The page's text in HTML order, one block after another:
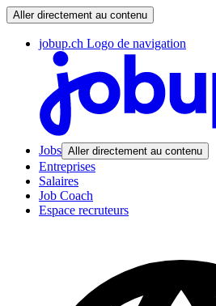
Aller directement au contenu
jobup.ch Logo de navigation
Jobs Aller directement au contenu
Entreprises
Salaires
Job Coach
Espace recruteurs